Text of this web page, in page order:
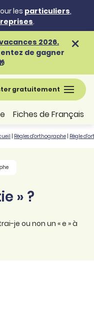
les particuliers,
.
2026.
de gagner
gratuitement
Fiches de Français
Règles d'orthographe Règle
» ?
je ou non un « e » à